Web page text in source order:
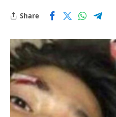
Share